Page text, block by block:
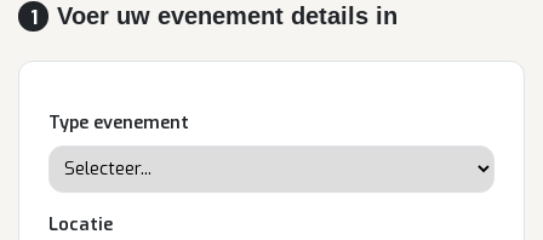
1 Voer uw evenement details in
Type evenement
Locatie